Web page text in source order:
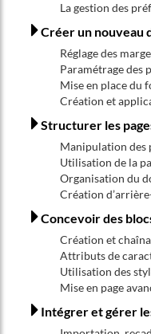
La gestion des
Créer un nouveau
Réglage des
Paramétrage des
Mise en place du
Création et
Structurer les
Manipulation des
Utilisation de la
Organisation du
Création
Concevoir des
Création et
Attributs de
Utilisation des
Mise en page
Intégrer et gérer